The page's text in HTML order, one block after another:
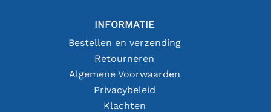
INFORMATIE
Bestellen en verzending
Retourneren
Algemene Voorwaarden
Privacybeleid
Klachten